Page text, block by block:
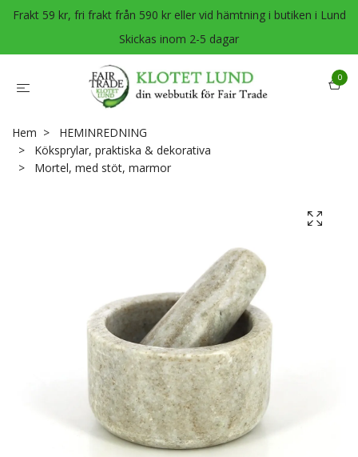
Frakt 59 kr, fri frakt från 590 kr eller vid hämtning i butiken i Lund
Skickas inom 2-5 dagar
0
Hem
HEMINREDNING
Köksprylar, praktiska & dekorativa
Mortel, med stöt, marmor